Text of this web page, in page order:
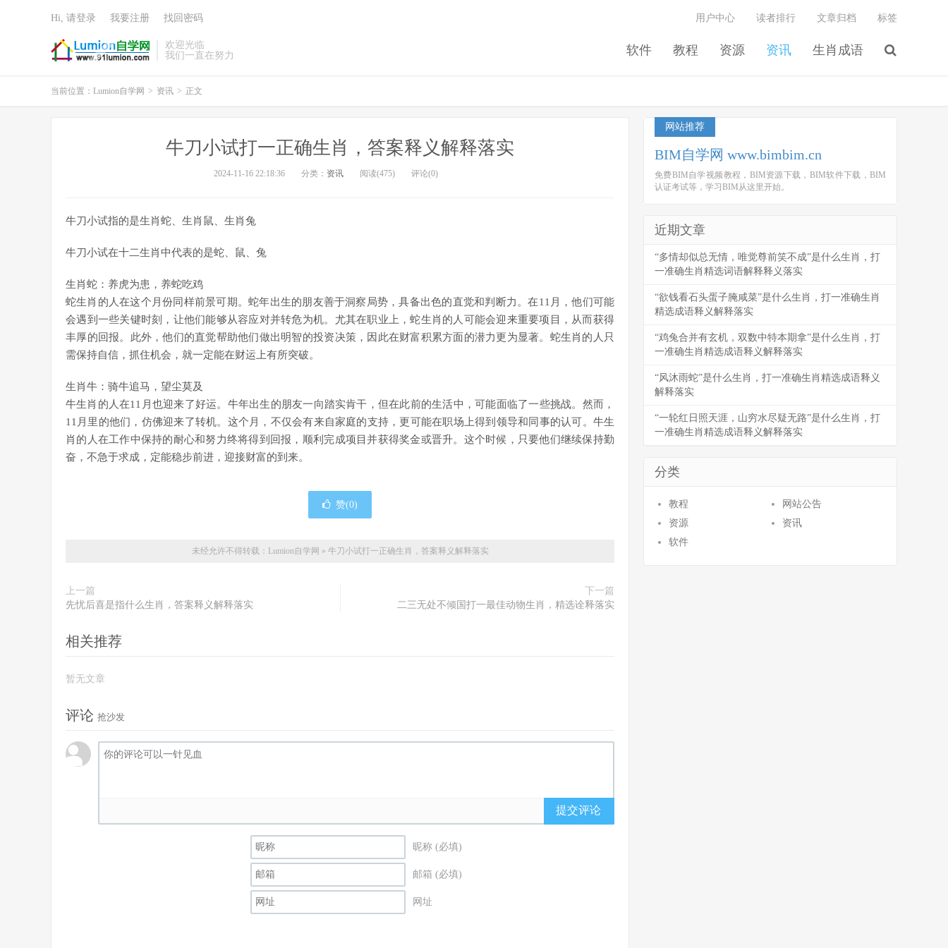
欢迎光临
我们一直在努力
软件 教程 资源 资讯 生肖成语
用户中心 读者排行 文章归档 标签
Hi, 请登录 我要注册 找回密码
当前位置： Lumion自学网 > 资讯 > 正文
牛刀小试打一正确生肖，答案释义解释落实
2024-11-16 22:18:36 分类： 资讯 阅读(475) 评论(0)
牛刀小试指的是生肖蛇、生肖鼠、生肖兔
牛刀小试在十二生肖中代表的是蛇、鼠、兔
生肖蛇：养虎为患，养蛇吃鸡
蛇生肖的人在这个月份同样前景可期。蛇年出生的朋友善于洞察局势，具备出色的直觉和判断力。在11月，他们可能
会遇到一些关键时刻，让他们能够从容应对并转危为机。尤其在职业上，蛇生肖的人可能会迎来重要项目，从而获得
丰厚的回报。此外，他们的直觉帮助他们做出明智的投资决策，因此在财富积累方面的潜力更为显著。蛇生肖的人只
需保持自信，抓住机会，就一定能在财运上有所突破。
生肖牛：骑牛追马，望尘莫及
牛生肖的人在11月也迎来了好运。牛年出生的朋友一向踏实肯干，但在此前的生活中，可能面临了一些挑战。然而，
11月里的他们，仿佛迎来了转机。这个月，不仅会有来自家庭的支持，更可能在职场上得到领导和同事的认可。牛生
肖的人在工作中保持的耐心和努力终将得到回报，顺利完成项目并获得奖金或晋升。这个时候，只要他们继续保持勤
奋，不急于求成，定能稳步前进，迎接财富的到来。
赞(0)
未经允许不得转载： Lumion自学网 » 牛刀小试打一正确生肖，答案释义解释落实
上一篇
先忧后喜是指什么生肖，答案释义解释落实
下一篇
二三无处不倾国打一最佳动物生肖，精选诠释落实
相关推荐
暂无文章
评论 抢沙发
提交评论
昵称 (必填)
邮箱 (必填)
网址
网站推荐
BIM自学网 www.bimbim.cn
免费BIM自学视频教程，BIM资源下载，BIM软件下载，BIM
认证考试等，学习BIM从这里开始。
近期文章
“多情却似总无情，唯觉尊前笑不成”是什么生肖，打
一准确生肖精选词语解释释义落实
“欲钱看石头蛋子腌咸菜”是什么生肖，打一准确生肖
精选成语释义解释落实
“鸡兔合并有玄机，双数中特本期拿”是什么生肖，打
一准确生肖精选成语释义解释落实
“风沐雨蛇”是什么生肖，打一准确生肖精选成语释义
解释落实
“一轮红日照天涯，山穷水尽疑无路”是什么生肖，打
一准确生肖精选成语释义解释落实
分类
教程
网站公告
资源
资讯
软件